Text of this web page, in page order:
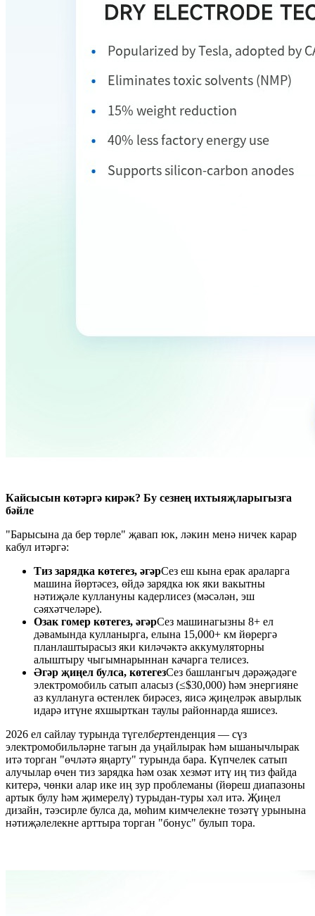
Кайсысын көтәргә кирәк? Бу сезнең ихтыяҗларыгызга
бәйле
"Барысына да бер төрле" җавап юк, ләкин менә ничек карар
кабул итәргә:
Тиз зарядка көтегез, әгәрСез еш кына ерак араларга
машина йөртәсез, өйдә зарядка юк яки вакытны
нәтиҗәле куллануны кадерлисез (мәсәлән, эш
сәяхәтчеләре).
Озак гомер көтегез, әгәрСез машинагызны 8+ ел
дәвамында кулланырга, елына 15,000+ км йөрергә
планлаштырасыз яки киләчәктә аккумуляторны
алыштыру чыгымнарыннан качарга телисез.
Әгәр җиңел булса, көтегезСез башлангыч дәрәҗәдәге
электромобиль сатып аласыз (≤$30,000) һәм энергияне
аз куллануга өстенлек бирәсез, яисә җиңелрәк авырлык
идарә итүне яхшырткан таулы районнарда яшисез.
2026 ел сайлау турында түгелбертенденция — сүз
электромобильләрне тагын да уңайлырак һәм ышанычлырак
итә торган "өчләтә яңарту" турында бара. Күпчелек сатып
алучылар өчен тиз зарядка һәм озак хезмәт итү иң тиз файда
китерә, чөнки алар ике иң зур проблеманы (йөреш диапазоны
артык булу һәм җимерелү) турыдан-туры хәл итә. Җиңел
дизайн, тәэсирле булса да, мөһим кимчелекне төзәтү урынына
нәтиҗәлелекне арттыра торган "бонус" булып тора.